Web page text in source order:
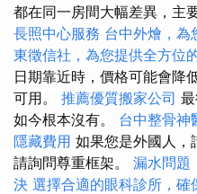
都在同一房間大幅差異，主
長照中心服務 台中外燴，為
東徵信社，為您提供全方位
日期靠近時，價格可能會降
可用。 推薦優質搬家公司
如今根本沒有。 台中整骨神
隱藏費用 如果您是外國人，
請詢問尊重框架。 漏水問題
決 選擇合適的眼科診所，確